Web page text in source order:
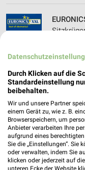
219,66
XXL
19370
146,01
XXL
Durch Klicken auf die
Standardeinstellung
beibehalten.
Wir und unsere Partner
einem Gerät zu, wie z. B.
Browserspeichern, um
Anbieter verarbeiten Ihre
aufgrund eines
Sie die „Einstellungen“. Sie
oder verwalten, indem Sie
klicken oder jederzeit auf
unteren Ecke der Website